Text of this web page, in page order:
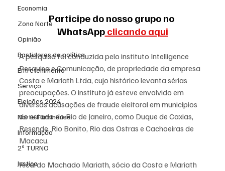
Economia
Zona Norte
Opinião
Bastidores da política
Entretenimento
Serviço
Eleições 2024
Norte Fluminense
Informação
2º TURNO
Justiça
Participe do nosso grupo no
WhatsApp clicando aqui
A pesquisa foi conduzida pelo instituto Intelligence
Pesquisa e Comunicação, de propriedade da empresa
Costa e Mariath Ltda, cujo histórico levanta sérias
preocupações. O instituto já esteve envolvido em
diversas acusações de fraude eleitoral em municípios
do estado do Rio de Janeiro, como Duque de Caxias,
Resende, Rio Bonito, Rio das Ostras e Cachoeiras de
Macacu.
Ricardo Machado Mariath, sócio da Costa e Mariath